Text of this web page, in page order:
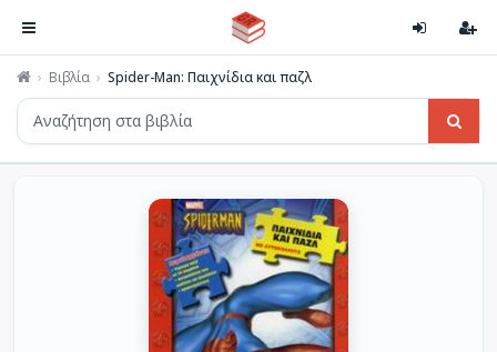
Βιβλία Spider-Man: Παιχνίδια και παζλ